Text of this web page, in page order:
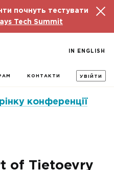
почнуть тестувати
Tech Summit
КОНТАКТИ УВІЙТИ
IN ENGLISH
конференції
of Tietoevry